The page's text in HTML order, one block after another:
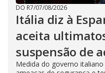
DO R7/07/08/2026
Itália diz à
aceita
suspensão de
Medida do governo